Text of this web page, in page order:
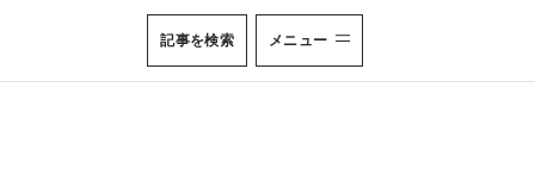
記事を検索 メニュー